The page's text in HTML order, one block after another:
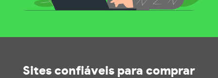
Sites confiáveis para comprar